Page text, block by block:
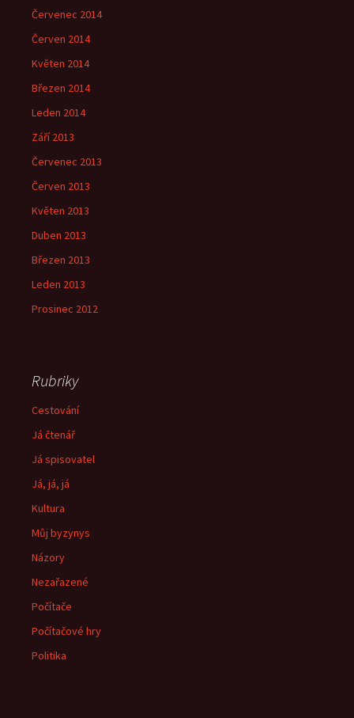
Červenec 2014
Červen 2014
Květen 2014
Březen 2014
Leden 2014
Září 2013
Červenec 2013
Červen 2013
Květen 2013
Duben 2013
Březen 2013
Leden 2013
Prosinec 2012
Rubriky
Cestování
Já čtenář
Já spisovatel
Já, já, já
Kultura
Můj byzynys
Názory
Nezařazené
Počítače
Počítačové hry
Politika